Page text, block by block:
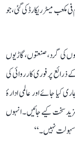
کی سطح 147 مائیکروگرام فی مکعب میٹر ریکارڈ کی گئی، جو
کی گرد، صنعتوں، گاڑیوں
ذرائع پر فوری کارروائی کی
کیا جائے اور عالمی ادارۂ
سخت کیے جائیں۔ انہوں
سہولت نہیں۔‘‘